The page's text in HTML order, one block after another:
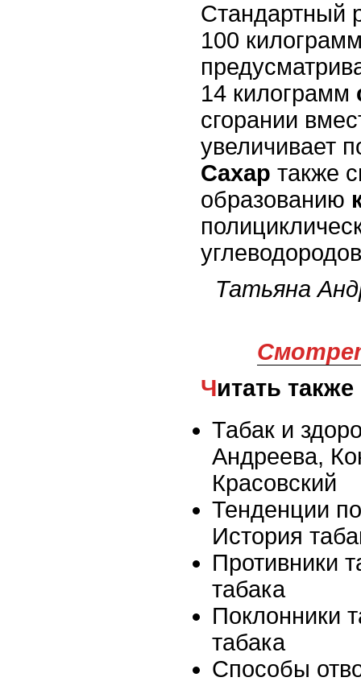
Стандартный
100
14 килограмм
сгорании
увеличивает
Сахар также
образованию
Татьяна
Читать также
Табак и
Андреева,
Красовский
Тенденции
История
Противники
табака
Поклонники
табака
Способы